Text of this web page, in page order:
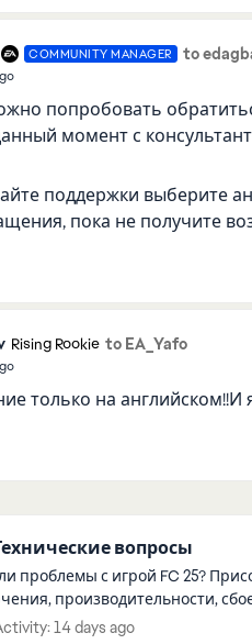
COMMUNITY MANAGER to
попробовать
момент с
поддержки выберите
пока не получите
Rising Rookie to EA_Yafo
только на
вопросы
проблемы с игрой FC 25?
производительности,
14 days ago